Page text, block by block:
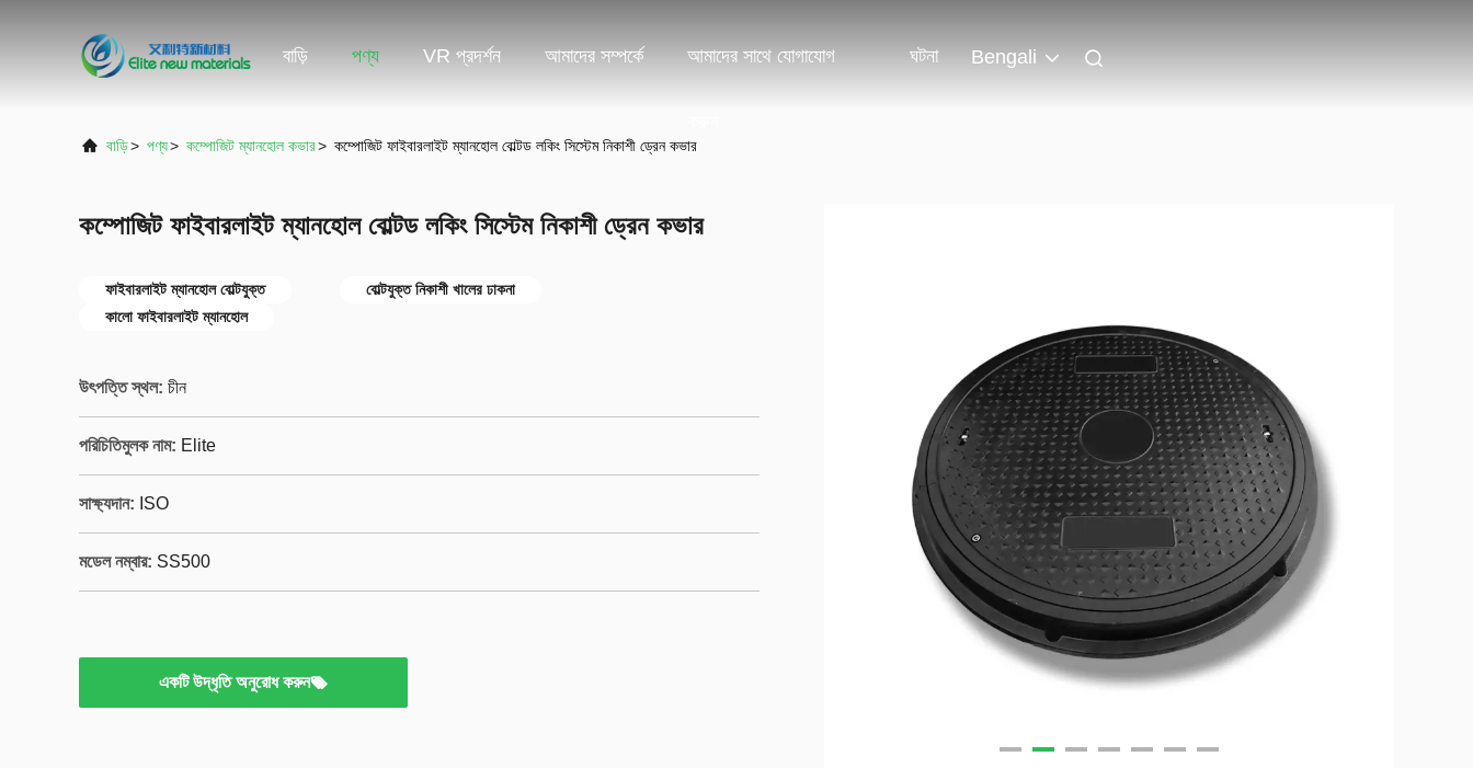
বাড়ি পণ্য VR প্রদর্শন আমাদের সম্পর্কে আমাদের সাথে যোগাযোগ ঘটনা Bengali
বাড়ি> পণ্য> কম্পোজিট ম্যানহোল কভার> কম্পোজিট ফাইবারলাইট ম্যানহোল বোল্টড লকিং সিস্টেম নিকাশী ড্রেন কভার
কম্পোজিট ফাইবারলাইট ম্যানহোল বোল্টড লকিং সিস্টেম নিকাশী ড্রেন কভার
ফাইবারলাইট ম্যানহোল বোল্টযুক্ত
বোল্টযুক্ত নিকাশী খালের ঢাকনা
কালো ফাইবারলাইট ম্যানহোল
উৎপত্তি স্থল: চীন
পরিচিতিমুলক নাম: Elite
সাক্ষ্যদান: ISO
মডেল নম্বার: SS500
একটি উদ্ধৃতি অনুরোধ করুন